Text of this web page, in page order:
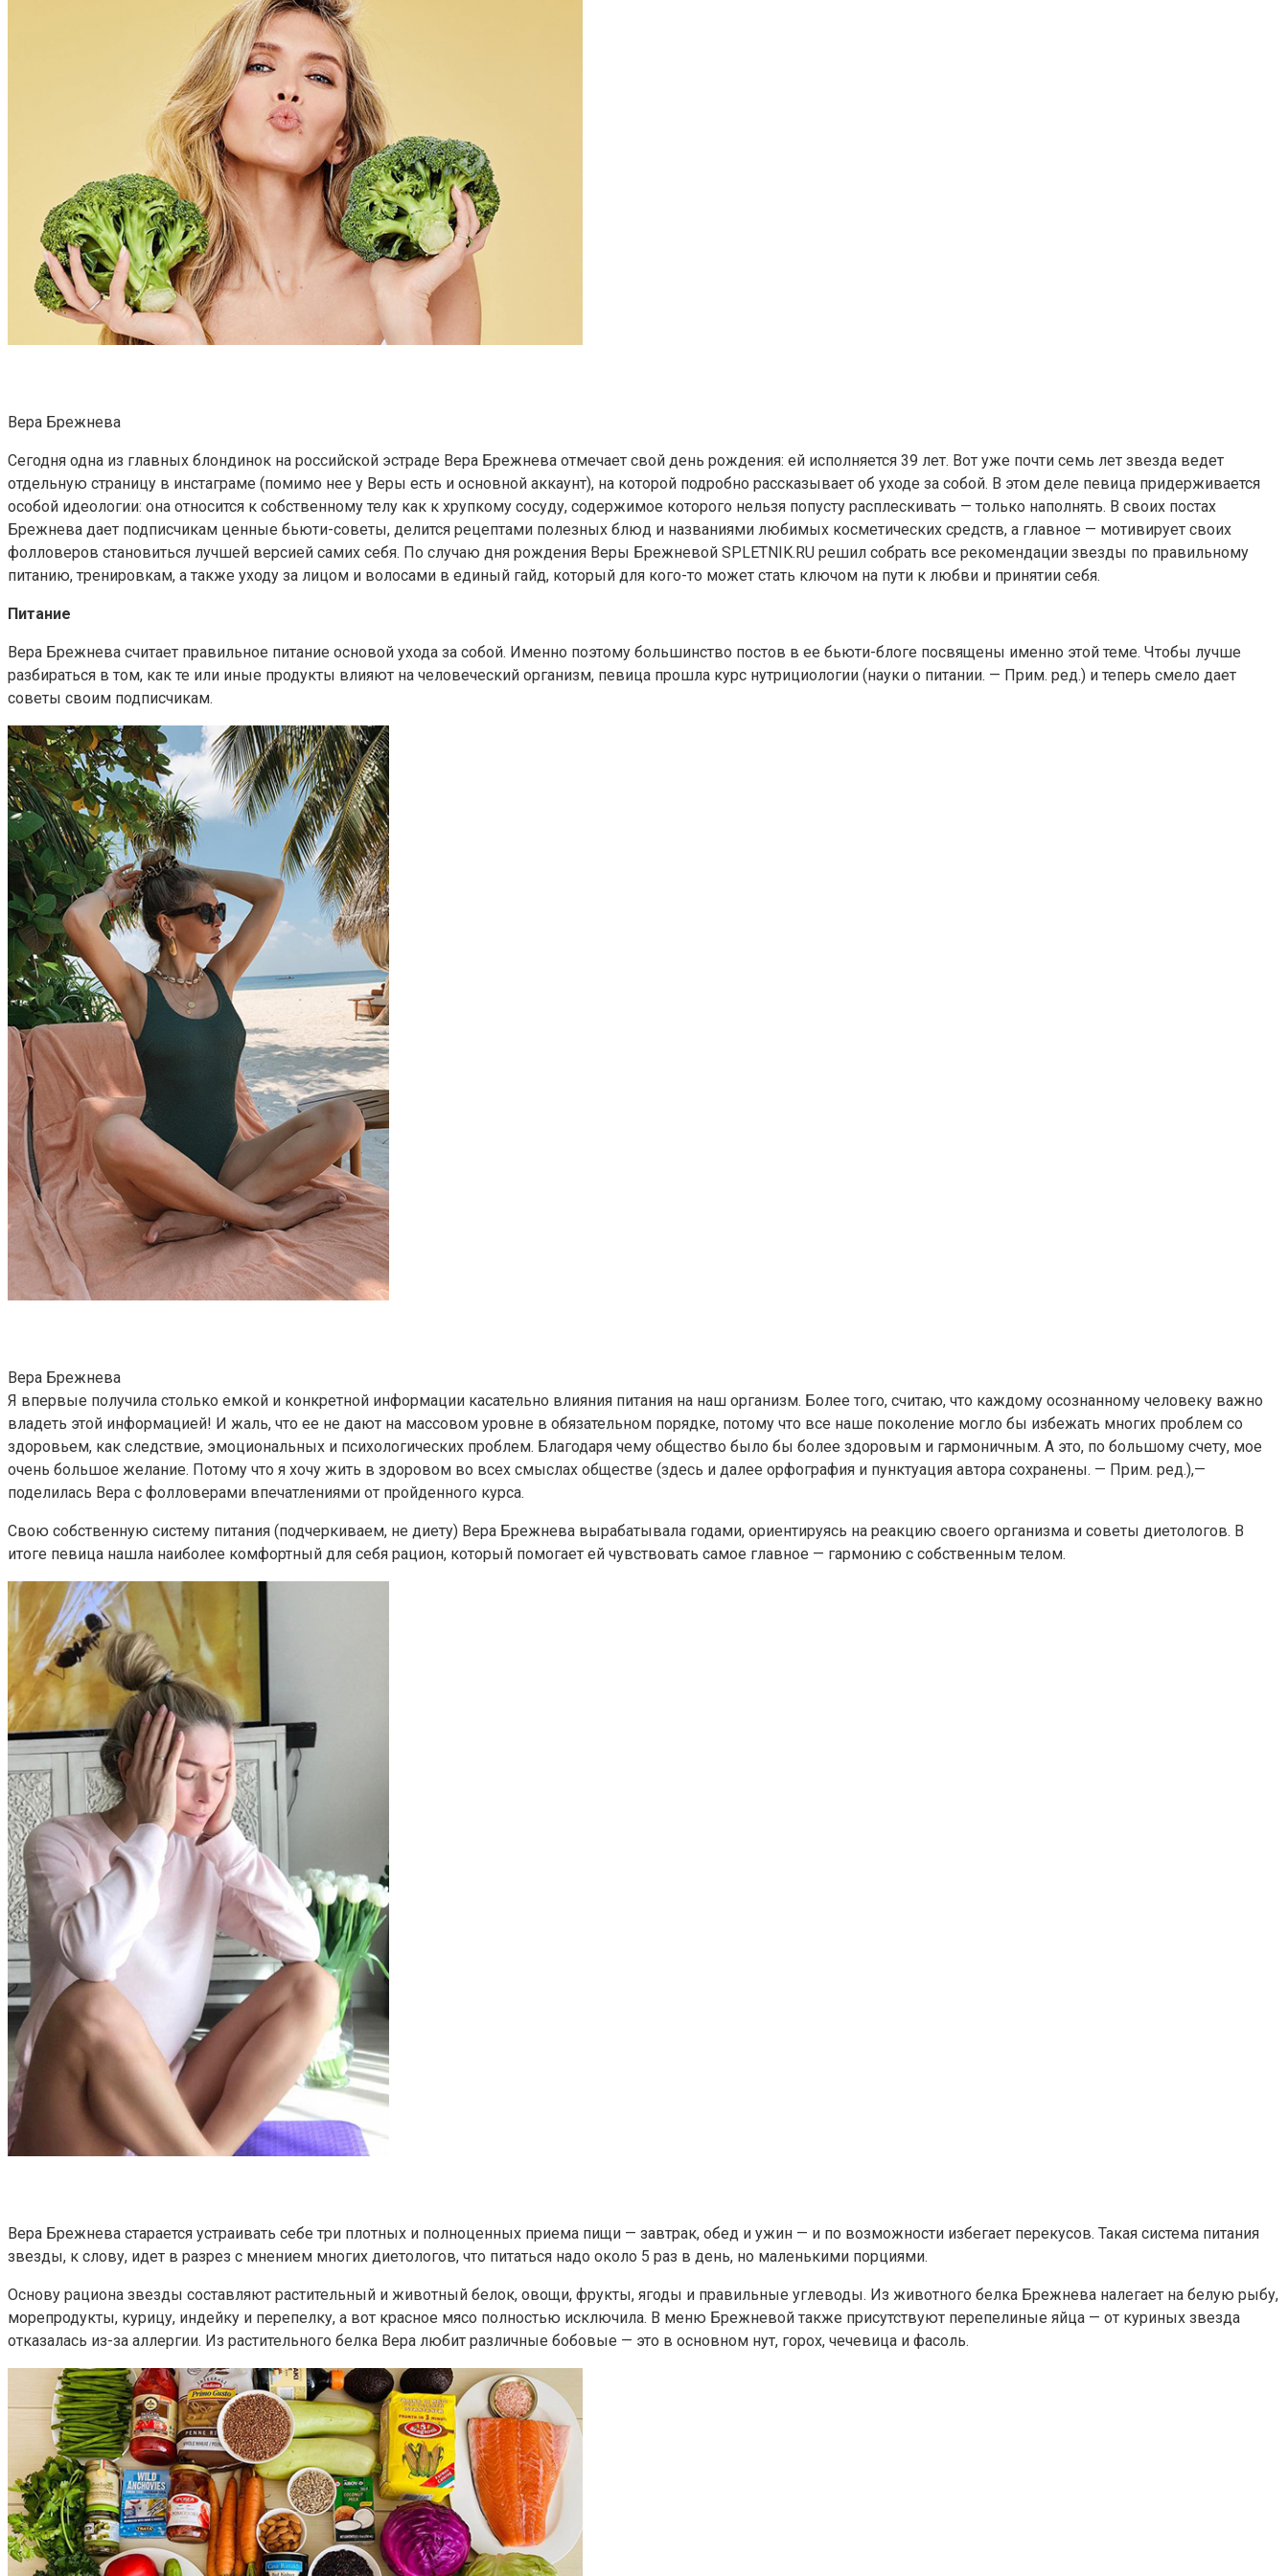
Вера Брежнева
Сегодня одна из главных блондинок на российской эстраде Вера Брежнева отмечает свой день рождения: ей исполняется 39 лет. Вот уже почти семь лет звезда ведет
отдельную страницу в инстаграме (помимо нее у Веры есть и основной аккаунт), на которой подробно рассказывает об уходе за собой. В этом деле певица придерживается
особой идеологии: она относится к собственному телу как к хрупкому сосуду, содержимое которого нельзя попусту расплескивать — только наполнять. В своих постах
Брежнева дает подписчикам ценные бьюти-советы, делится рецептами полезных блюд и названиями любимых косметических средств, а главное — мотивирует своих
фолловеров становиться лучшей версией самих себя. По случаю дня рождения Веры Брежневой SPLETNIK.RU решил собрать все рекомендации звезды по правильному
питанию, тренировкам, а также уходу за лицом и волосами в единый гайд, который для кого-то может стать ключом на пути к любви и принятии себя.
Питание
Вера Брежнева считает правильное питание основой ухода за собой. Именно поэтому большинство постов в ее бьюти-блоге посвящены именно этой теме. Чтобы лучше
разбираться в том, как те или иные продукты влияют на человеческий организм, певица прошла курс нутрициологии (науки о питании. — Прим. ред.) и теперь смело дает
советы своим подписчикам.
Вера Брежнева
Я впервые получила столько емкой и конкретной информации касательно влияния питания на наш организм. Более того, считаю, что каждому осознанному человеку важно
владеть этой информацией! И жаль, что ее не дают на массовом уровне в обязательном порядке, потому что все наше поколение могло бы избежать многих проблем со
здоровьем, как следствие, эмоциональных и психологических проблем. Благодаря чему общество было бы более здоровым и гармоничным. А это, по большому счету, мое
очень большое желание. Потому что я хочу жить в здоровом во всех смыслах обществе (здесь и далее орфография и пунктуация автора сохранены. — Прим. ред.),—
поделилась Вера с фолловерами впечатлениями от пройденного курса.
Свою собственную систему питания (подчеркиваем, не диету) Вера Брежнева вырабатывала годами, ориентируясь на реакцию своего организма и советы диетологов. В
итоге певица нашла наиболее комфортный для себя рацион, который помогает ей чувствовать самое главное — гармонию с собственным телом.
Вера Брежнева старается устраивать себе три плотных и полноценных приема пищи — завтрак, обед и ужин — и по возможности избегает перекусов. Такая система питания
звезды, к слову, идет в разрез с мнением многих диетологов, что питаться надо около 5 раз в день, но маленькими порциями.
Основу рациона звезды составляют растительный и животный белок, овощи, фрукты, ягоды и правильные углеводы. Из животного белка Брежнева налегает на белую рыбу,
морепродукты, курицу, индейку и перепелку, а вот красное мясо полностью исключила. В меню Брежневой также присутствуют перепелиные яйца — от куриных звезда
отказалась из-за аллергии. Из растительного белка Вера любит различные бобовые — это в основном нут, горох, чечевица и фасоль.